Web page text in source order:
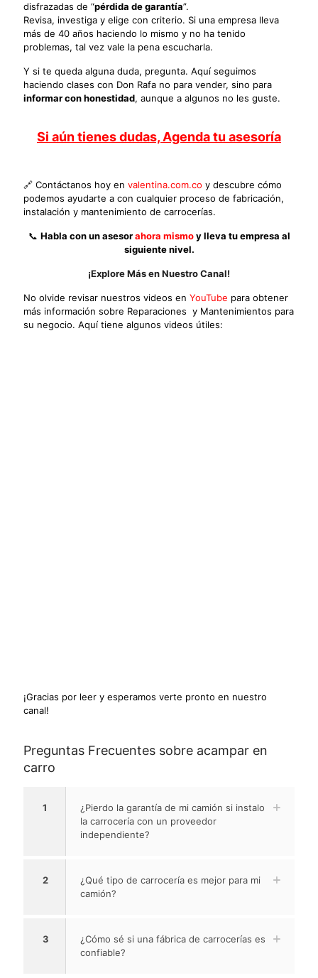
disfrazadas de “pérdida de garantía”.
Revisa, investiga y elige con criterio. Si una empresa lleva
más de 40 años haciendo lo mismo y no ha tenido
problemas, tal vez vale la pena escucharla.
Y si te queda alguna duda, pregunta. Aquí seguimos
haciendo clases con Don Rafa no para vender, sino para
informar con honestidad, aunque a algunos no les guste.
Si aún tienes dudas, Agenda tu asesoría
🔗 Contáctanos hoy en valentina.com.co y descubre cómo
podemos ayudarte a con cualquier proceso de fabricación,
instalación y mantenimiento de carrocerías.
📞 Habla con un asesorahora mismoy lleva tu empresa al
siguiente nivel.
¡Explore Más en Nuestro Canal!
No olvide revisar nuestros videos en YouTube para obtener
más información sobre Reparaciones y Mantenimientos para
su negocio. Aquí tiene algunos videos útiles:
¡Gracias por leer y esperamos verte pronto en nuestro
canal!
Preguntas Frecuentes sobre acampar en
carro
1
¿Pierdo la garantía de mi camión si instalo
la carrocería con un proveedor
independiente?
2
¿Qué tipo de carrocería es mejor para mi
camión?
3
¿Cómo sé si una fábrica de carrocerías es
confiable?